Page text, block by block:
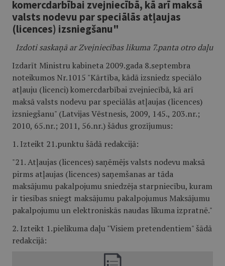
komercdarbībai zvejniecībā, kā arī maksā
valsts nodevu par speciālās atļaujas
(licences) izsniegšanu"
Izdoti saskaņā ar Zvejniecības likuma 7.panta otro daļu
Izdarīt Ministru kabineta 2009.gada 8.septembra
noteikumos Nr.1015 "Kārtība, kādā izsniedz speciālo
atļauju (licenci) komercdarbībai zvejniecībā, kā arī
maksā valsts nodevu par speciālās atļaujas (licences)
izsniegšanu" (Latvijas Vēstnesis, 2009, 145., 203.nr.;
2010, 65.nr.; 2011, 56.nr.) šādus grozījumus:
1. Izteikt 21.punktu šādā redakcijā:
"21. Atļaujas (licences) saņēmējs valsts nodevu maksā
pirms atļaujas (licences) saņemšanas ar tāda
maksājumu pakalpojumu sniedzēja starpniecību, kuram
ir tiesības sniegt maksājumu pakalpojumus Maksājumu
pakalpojumu un elektroniskās naudas likuma izpratnē."
2. Izteikt 1.pielikuma daļu "Visiem pretendentiem" šādā
redakcijā: